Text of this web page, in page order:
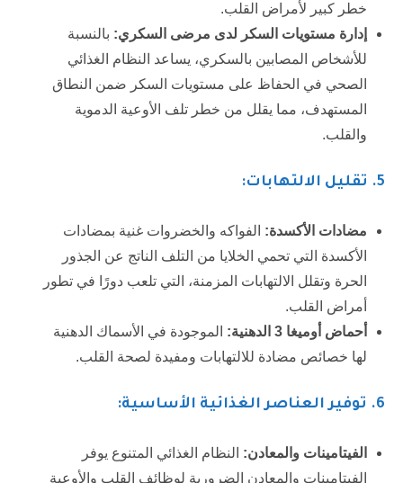
خطر كبير لأمراض القلب.
إدارة مستويات السكر لدى مرضى السكري: بالنسبة
للأشخاص المصابين بالسكري، يساعد النظام الغذائي
الصحي في الحفاظ على مستويات السكر ضمن النطاق
المستهدف، مما يقلل من خطر تلف الأوعية الدموية
والقلب.
5. تقليل الالتهابات:
مضادات الأكسدة: الفواكه والخضروات غنية بمضادات
الأكسدة التي تحمي الخلايا من التلف الناتج عن الجذور
الحرة وتقلل الالتهابات المزمنة، التي تلعب دورًا في تطور
أمراض القلب.
أحماض أوميغا 3 الدهنية:
الموجودة في الأسماك الدهنية
لها خصائص مضادة للالتهابات ومفيدة لصحة القلب.
6. توفير العناصر الغذائية الأساسية:
الفيتامينات والمعادن: النظام الغذائي المتنوع يوفر
الفيتامينات والمعادن الضرورية لوظائف القلب والأوعية